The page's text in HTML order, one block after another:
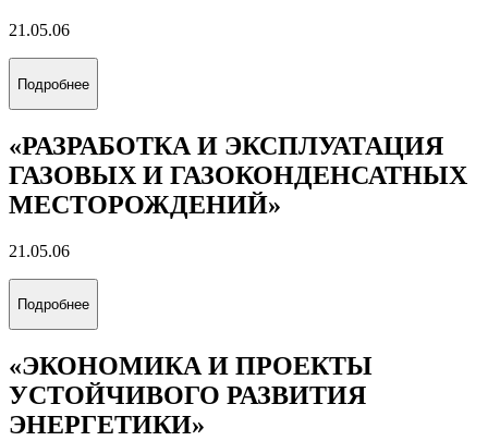
21.05.06
Подробнее
«РАЗРАБОТКА И ЭКСПЛУАТАЦИЯ
ГАЗОВЫХ И ГАЗОКОНДЕНСАТНЫХ
МЕСТОРОЖДЕНИЙ»
21.05.06
Подробнее
«ЭКОНОМИКА И ПРОЕКТЫ
УСТОЙЧИВОГО РАЗВИТИЯ
ЭНЕРГЕТИКИ»